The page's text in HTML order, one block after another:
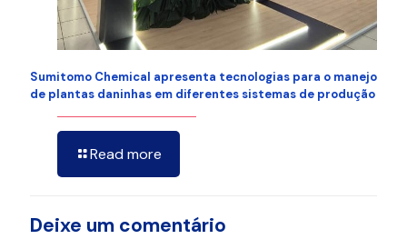
Sumitomo Chemical apresenta tecnologias para o manejo
de plantas daninhas em diferentes sistemas de produção
Read more
Deixe um comentário